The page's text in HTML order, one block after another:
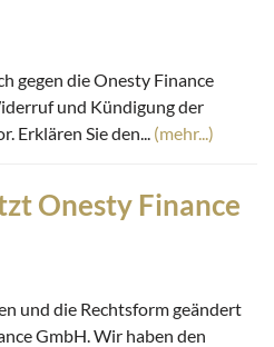
gegen die Onesty Finance
und Kündigung der
Erklären Sie den... (mehr...)
Onesty Finance
und die Rechtsform geändert
GmbH. Wir haben den